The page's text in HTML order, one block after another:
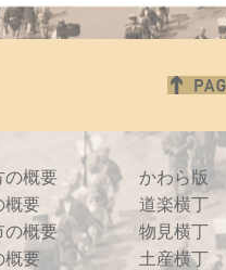
の概要
概要
の概要
概要
かわら版
道楽横丁
物見横丁
土産横丁